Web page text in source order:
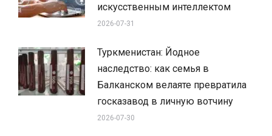
искусственным интеллектом
2026-07-31
Туркменистан: Йодное
наследство: как семья в
Балканском велаяте превратила
госказавод в личную вотчину
2026-07-30